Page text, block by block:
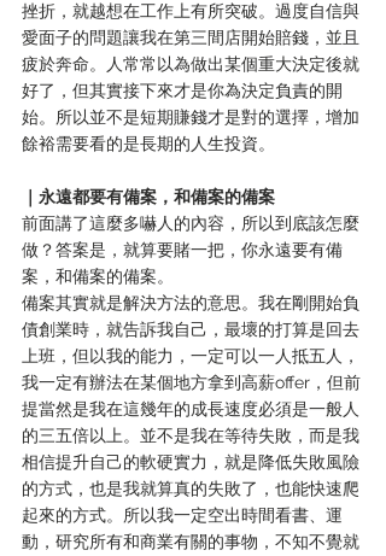
挫折，就越想在工作上有所突破。過度自信與
愛面子的問題讓我在第三間店開始賠錢，並且
疲於奔命。人常常以為做出某個重大決定後就
好了，但其實接下來才是你為決定負責的開
始。所以並不是短期賺錢才是對的選擇，增加
餘裕需要看的是長期的人生投資。
｜永遠都要有備案，和備案的備案
前面講了這麼多嚇人的內容，所以到底該怎麼
做？答案是，就算要賭一把，你永遠要有備
案，和備案的備案。
備案其實就是解決方法的意思。我在剛開始負
債創業時，就告訴我自己，最壞的打算是回去
上班，但以我的能力，一定可以一人抵五人，
我一定有辦法在某個地方拿到高薪offer，但前
提當然是我在這幾年的成長速度必須是一般人
的三五倍以上。並不是我在等待失敗，而是我
相信提升自己的軟硬實力，就是降低失敗風險
的方式，也是我就算真的失敗了，也能快速爬
起來的方式。所以我一定空出時間看書、運
動，研究所有和商業有關的事物，不知不覺就